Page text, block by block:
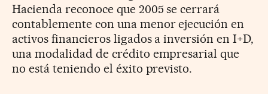
Hacienda reconoce que 2005 se cerrará
contablemente con una menor ejecución en
activos financieros ligados a inversión en I+D,
una modalidad de crédito empresarial que
no está teniendo el éxito previsto.